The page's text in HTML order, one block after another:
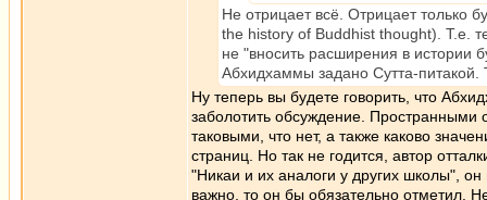
Не отрицает всё. Отрицает только
the history of Buddhist thought). Т.е.
не "вносить расширения в истории
Aбхидхаммы задано Сутта-
Ну теперь вы будете говорить, что
заболотить обсуждение. Пространными
таковыми, что нет, а также каково
страниц. Но так не годится, автор
"Никаи и их аналоги у других школы",
важно, то он бы обязательно отметил.